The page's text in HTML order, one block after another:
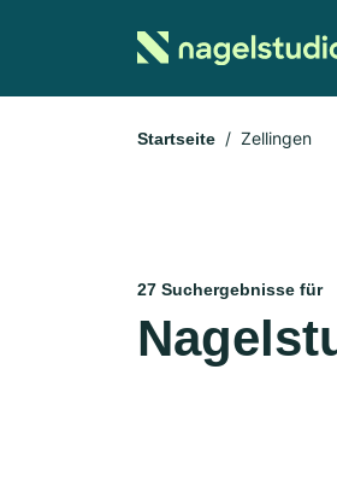
Startseite Zellingen
27 Suchergebnisse für